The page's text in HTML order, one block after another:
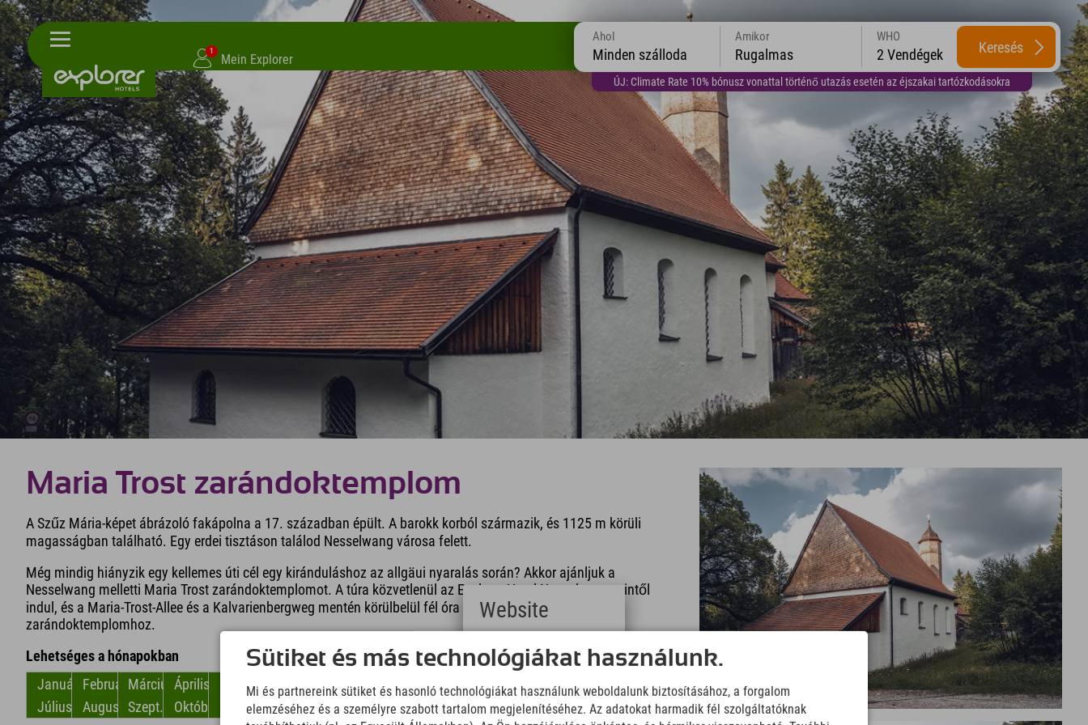
1
Mein Explorer
ÚJ: Climate Rate 10% bónusz vonattal történő utazás esetén az éjszakai tartózkodásokra
Ahol
Minden szálloda
Amikor
Rugalmas
WHO
2 Vendégek Keresés
Maria Trost zarándoktemplom
A Szűz Mária-képet ábrázoló fakápolna a 17. században épült. A barokk korból származik, és 1125 m körüli
magasságban található. Egy erdei tisztáson találod Nesselwang városa felett.
Még mindig hiányzik egy kellemes úti cél egy kiránduláshoz az allgäui nyaralás során? Akkor ajánljuk a
Nesselwang melletti Maria Trost zarándoktemplomot. A túra közvetlenül az Explorer Hotel Neuschwansteintől
indul, és a Maria-Trost-Allee és a Kalvarienbergweg mentén körülbelül fél óra alatt eljut a
zarándoktemplomhoz.
Lehetséges a hónapokban
Január
Február MárciusÁprilis május június
Július
AugusztusSzept. Október NovemberDecember
Sütiket és más technológiákat használunk.
Mi és partnereink sütiket és hasonló technológiákat használunk weboldalunk biztosításához, a forgalom
elemzéséhez és a személyre szabott tartalom megjelenítéséhez. Az adatokat harmadik fél szolgáltatóknak
Website
Deutsch
(German)
(English)
Italiano